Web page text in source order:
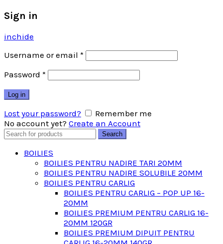
Sign in
inchide
Username or email *
Password *
Log in
Lost your password?
Remember me
No account yet? Create an Account
Search
Search
BOILIES
BOILIES PENTRU NADIRE TARI 20MM
BOILIES PENTRU NADIRE SOLUBILE 20MM
BOILIES PENTRU CARLIG
BOILIES PENTRU CARLIG – POP UP 16-
20MM
BOILIES PREMIUM PENTRU CARLIG 16-
20MM 120GR
BOILIES PREMIUM DIPUIT PENTRU